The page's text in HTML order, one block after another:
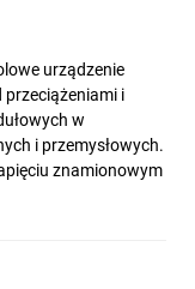
urządzenie
i
w
i przemysłowych.
znamionowym